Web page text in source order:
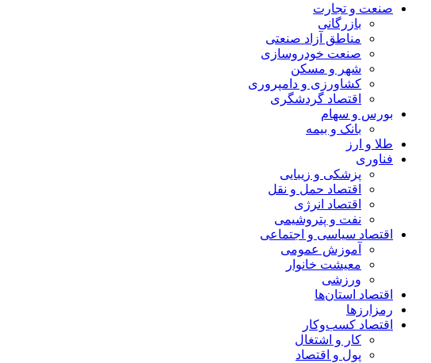
صنعت و تجارت
بازرگانی
مناطق آزاد صنعتی
صنعت خودروسازی
شهر و مسکن
کشاورزی و دامپروری
اقتصاد گردشگری
بورس و سهام
بانک و بیمه
طلا و ارز
فناوری
پزشکی و زیبایی
اقتصاد حمل و نقل
اقتصاد انرژی
نفت و پتروشیمی
اقتصاد سیاسی و اجتماعی
آموزش عمومی
معیشت خانوار
ورزشی
اقتصاد استان‌ها
رمزارزها
اقتصاد کسب‌و‌کار
کار و اشتغال
پول و اقتصاد